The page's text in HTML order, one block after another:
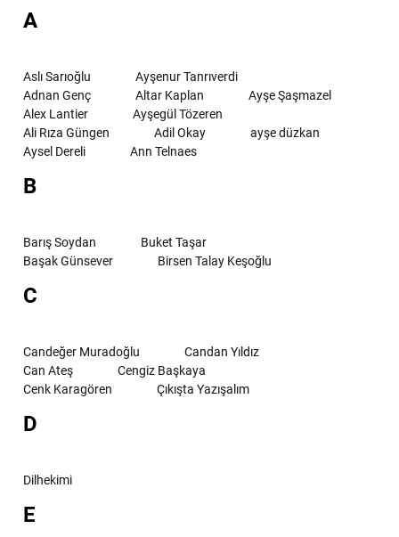
A
Aslı Sarıoğlu
Ayşenur Tanrıverdi
Adnan Genç
Altar Kaplan
Ayşe Şaşmazel
Alex Lantier
Ayşegül Tözeren
Ali Rıza Güngen
Adil Okay
ayşe düzkan
Aysel Dereli
Ann Telnaes
B
Barış Soydan
Buket Taşar
Başak Günsever
Birsen Talay Keşoğlu
C
Candeğer Muradoğlu
Candan Yıldız
Can Ateş
Cengiz Başkaya
Cenk Karagören
Çıkışta Yazışalım
D
Dilhekimi
E